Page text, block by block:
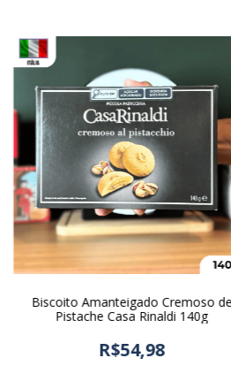
Biscoito Amanteigado Cremoso de
Pistache Casa Rinaldi 140g
R$54,98